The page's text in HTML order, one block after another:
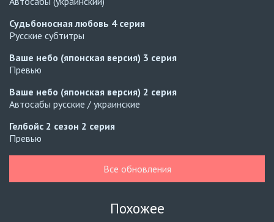
Судьбоносная любовь 4 серия
Русские субтитры
Ваше небо (японская версия) 3 серия
Превью
Ваше небо (японская версия) 2 серия
Автосабы русские / украинские
Гелбойс 2 сезон 2 серия
Превью
Автосабы русские / украинские
Все обновления
Похожее